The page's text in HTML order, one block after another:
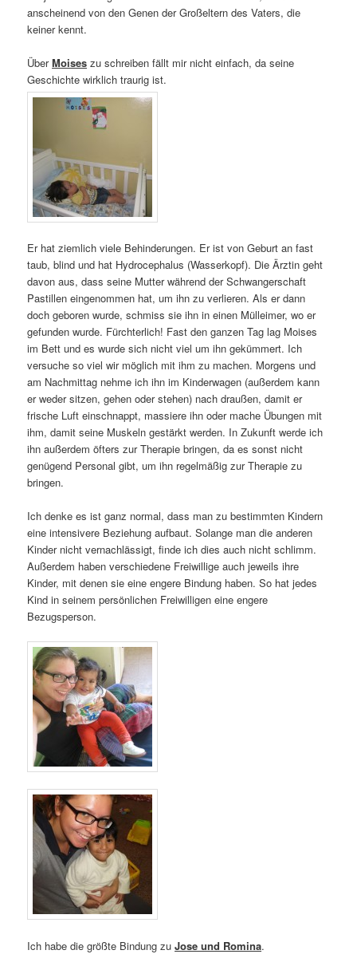
anscheinend von den Genen der Großeltern des Vaters, die
keiner kennt.
ÜberMoises zu schreiben fällt mir nicht einfach, da seine
Geschichte wirklich traurig ist.
Er hat ziemlich viele Behinderungen. Er ist von Geburt an fast
taub, blind und hat Hydrocephalus (Wasserkopf). Die Ärztin geht
davon aus, dass seine Mutter während der Schwangerschaft
Pastillen eingenommen hat, um ihn zu verlieren. Als er dann
doch geboren wurde, schmiss sie ihn in einen Mülleimer, wo er
gefunden wurde. Fürchterlich! Fast den ganzen Tag lag Moises
im Bett und es wurde sich nicht viel um ihn gekümmert. Ich
versuche so viel wir möglich mit ihm zu machen. Morgens und
am Nachmittag nehme ich ihn im Kinderwagen (außerdem kann
er weder sitzen, gehen oder stehen) nach draußen, damit er
frische Luft einschnappt, massiere ihn oder mache Übungen mit
ihm, damit seine Muskeln gestärkt werden. In Zukunft werde ich
ihn außerdem öfters zur Therapie bringen, da es sonst nicht
genügend Personal gibt, um ihn regelmäßig zur Therapie zu
bringen.
Ich denke es ist ganz normal, dass man zu bestimmten Kindern
eine intensivere Beziehung aufbaut. Solange man die anderen
Kinder nicht vernachlässigt, finde ich dies auch nicht schlimm.
Außerdem haben verschiedene Freiwillige auch jeweils ihre
Kinder, mit denen sie eine engere Bindung haben. So hat jedes
Kind in seinem persönlichen Freiwilligen eine engere
Bezugsperson.
Ich habe die größte Bindung zuJose und Romina.